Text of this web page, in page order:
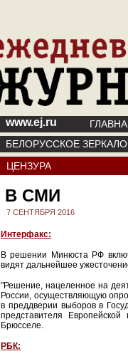
www.ej.ru
БЕЛОРУССКОЕ ЗЕРКАЛО
ЦЕНЗУРА
В СМИ
7 СЕНТЯБРЯ 2016
Интерфакс:
В решении Минюста РФ
видят дальнейшее
"Решение, нацеленное на
России, осуществляющую
в преддверии выборов в
представителя
Брюсселе.
РБК: